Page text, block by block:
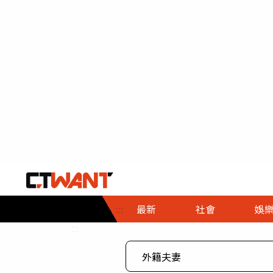
::: 最新 社會
社會首頁
時事
娛樂
娛樂首頁
即時
專題
財經首頁
熱線
３Ｃ
政